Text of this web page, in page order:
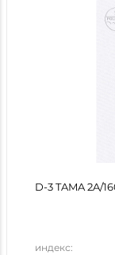
D-3 TAMA 2A/
индекс: